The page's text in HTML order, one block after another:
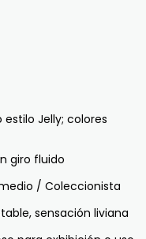
estilo Jelly; colores
giro fluido
/ Coleccionista
sensación liviana